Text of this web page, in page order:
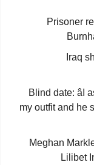
Prisoner
Iraq
Blind date:
my outfit and he
Meghan
Lilibet